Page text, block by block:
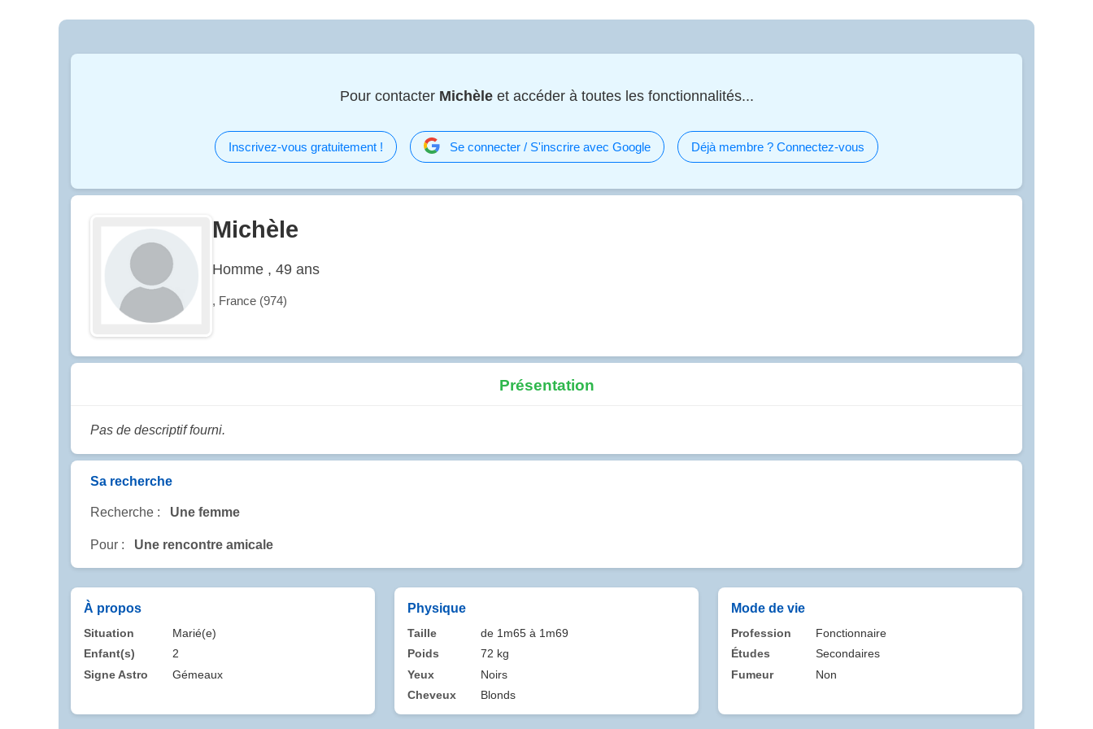
Pour contacter Michèleet accéder à toutes les fonctionnalités...
Inscrivez-vous gratuitement ! Se connecter / S'inscrire avec Google Déjà membre ? Connectez-vous
Michèle
Homme , 49 ans
, France (974)
Présentation
Pas de descriptif fourni.
Sa recherche
Recherche : Une femme
Pour : Une rencontre amicale
À propos
Situation
Marié(e)
Enfant(s)
2
Signe Astro
Gémeaux
Physique
Taille
de 1m65 à 1m69
Poids
72 kg
Yeux
Noirs
Cheveux
Blonds
Mode de vie
Profession
Fonctionnaire
Études
Secondaires
Fumeur
Non